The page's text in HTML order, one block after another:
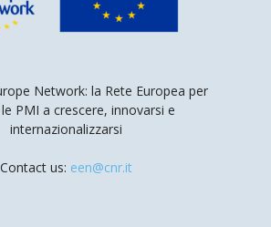
Network: la Rete Europea per
PMI a crescere, innovarsi e
internazionalizzarsi
Contact us: een@cnr.it